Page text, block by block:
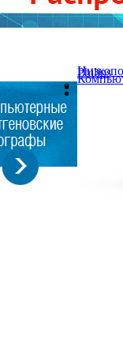
Philips